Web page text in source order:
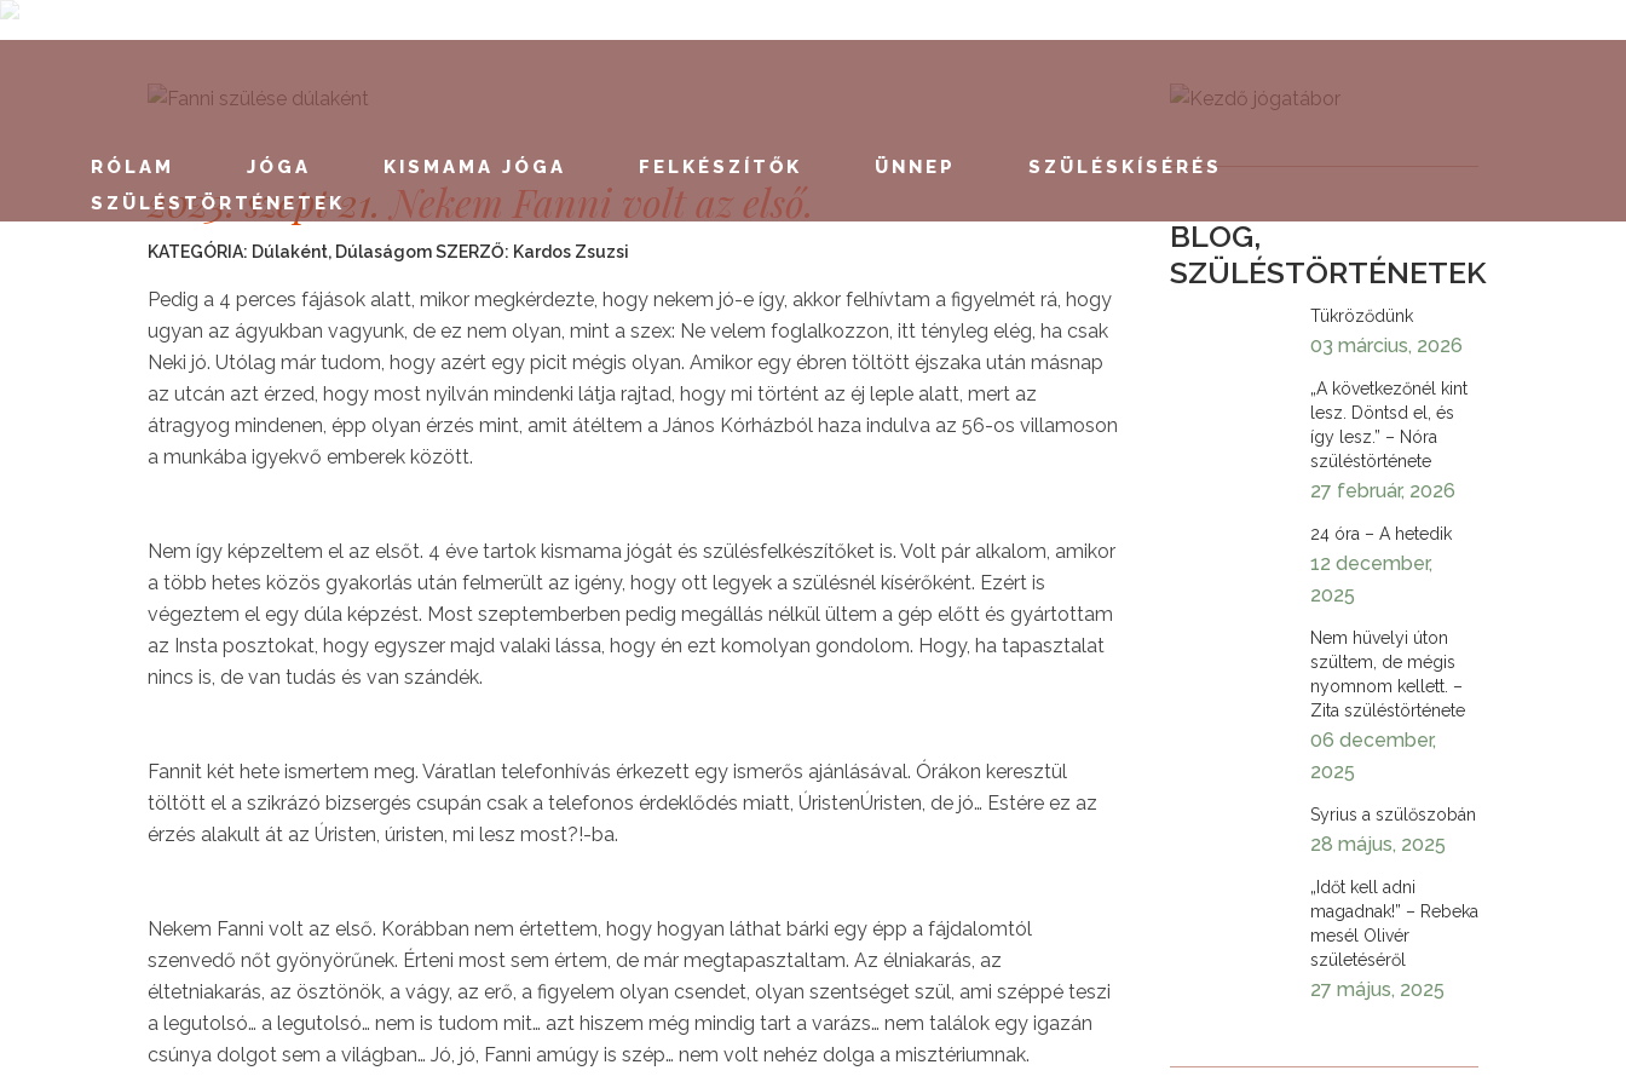
RÓLAM JÓGA KISMAMA JÓGA FELKÉSZÍTŐK ÜNNEP
SZÜLÉSKÍSÉRÉS
SZÜLÉSTÖRTÉNETEK
2023. szept 21. Nekem Fanni volt az első.
KATEGÓRIA: Dúlaként, DúlaságomSZERZŐ: Kardos Zsuzsi
Pedig a 4 perces fájások alatt, mikor megkérdezte, hogy nekem jó-e így, akkor felhívtam a figyelmét rá, hogy
ugyan az ágyukban vagyunk, de ez nem olyan, mint a szex: Ne velem foglalkozzon, itt tényleg elég, ha csak
Neki jó. Utólag már tudom, hogy azért egy picit mégis olyan. Amikor egy ébren töltött éjszaka után másnap
az utcán azt érzed, hogy most nyilván mindenki látja rajtad, hogy mi történt az éj leple alatt, mert az
átragyog mindenen, épp olyan érzés mint, amit átéltem a János Kórházból haza indulva az 56-os villamoson
a munkába igyekvő emberek között.
Nem így képzeltem el az elsőt. 4 éve tartok kismama jógát és szülésfelkészítőket is. Volt pár alkalom, amikor
a több hetes közös gyakorlás után felmerült az igény, hogy ott legyek a szülésnél kísérőként. Ezért is
végeztem el egy dúla képzést. Most szeptemberben pedig megállás nélkül ültem a gép előtt és gyártottam
az Insta posztokat, hogy egyszer majd valaki lássa, hogy én ezt komolyan gondolom. Hogy, ha tapasztalat
nincs is, de van tudás és van szándék.
Fannit két hete ismertem meg. Váratlan telefonhívás érkezett egy ismerős ajánlásával. Órákon keresztül
töltött el a szikrázó bizsergés csupán csak a telefonos érdeklődés miatt, ÚristenÚristen, de jó… Estére ez az
érzés alakult át az Úristen, úristen, mi lesz most?!-ba.
Nekem Fanni volt az első. Korábban nem értettem, hogy hogyan láthat bárki egy épp a fájdalomtól
szenvedő nőt gyönyörűnek. Érteni most sem értem, de már megtapasztaltam. Az élniakarás, az
éltetniakarás, az ösztönök, a vágy, az erő, a figyelem olyan csendet, olyan szentséget szül, ami széppé teszi
a legutolsó… a legutolsó… nem is tudom mit… azt hiszem még mindig tart a varázs… nem találok egy igazán
csúnya dolgot sem a világban… Jó, jó, Fanni amúgy is szép… nem volt nehéz dolga a misztériumnak.
BLOG,
SZÜLÉSTÖRTÉNETEK
Tükröződünk
03 március, 2026
„A következőnél kint
lesz. Döntsd el, és
így lesz.” – Nóra
szüléstörténete
27 február, 2026
24 óra – A hetedik
12 december,
2025
Nem hüvelyi úton
szültem, de mégis
nyomnom kellett. –
Zita szüléstörténete
06 december,
2025
Syrius a szülőszobán
28 május, 2025
„Időt kell adni
magadnak!” – Rebeka
mesél Olivér
születéséről
27 május, 2025